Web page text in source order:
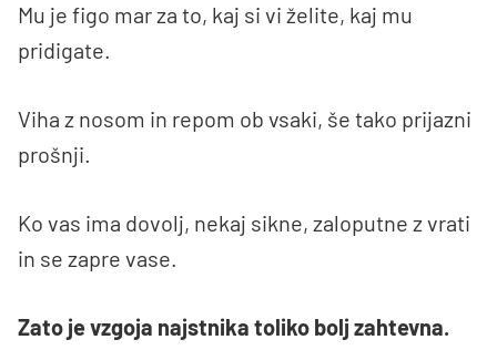
Mu je figo mar za to, kaj si vi želite, kaj mu
pridigate.
Viha z nosom in repom ob vsaki, še tako prijazni
prošnji.
Ko vas ima dovolj, nekaj sikne, zaloputne z vrati
in se zapre vase.
Zato je vzgoja najstnika toliko bolj zahtevna.